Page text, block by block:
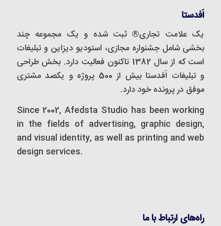
اَفدستا
یک علامت تجاری® ثبت شده و یک مجموعه‌ چند
بخشی شامل جشنواره مجازی، استودیو دیزاین و تبلیغات
است که از سال 1382 تاکنون فعالیت دارد. بخش طراحی
و تبلیغات اَفدستا بیش از 500 پروژه و یکصد مشتری
موفق در پرونده خود دارد.
Since 2002, Afedsta Studio has been working
in the fields of advertising, graphic design,
and visual identity, as well as printing and web
design services.
راه‌های ارتباط با ما